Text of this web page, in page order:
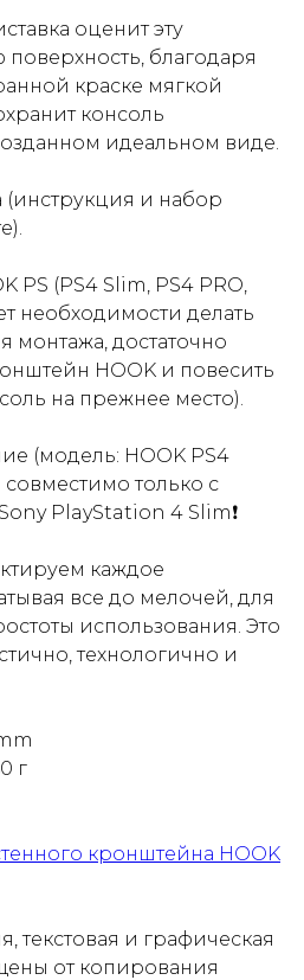
оценит эту
благодаря
краске мягкой
консоль
идеальном виде.
(инструкция и набор
PS (PS4 Slim, PS4 PRO,
необходимости делать
монтажа, достаточно
HOOK и повесить
на прежнее место).
(модель: HOOK PS4
только с
PlayStation 4 Slim❗
каждое
все до мелочей, для
использования. Это
технологично и
г
кронштейна HOOK
текстовая и графическая
от копирования